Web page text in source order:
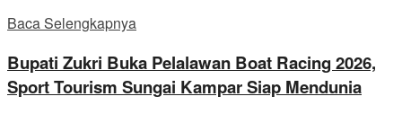
Baca Selengkapnya
Bupati Zukri Buka Pelalawan Boat Racing 2026,
Sport Tourism Sungai Kampar Siap Mendunia